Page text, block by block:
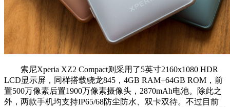
索尼Xperia XZ2 Compact则采用了5英寸2160x1080 HDR
LCD显示屏，同样搭载骁龙845，4GB RAM+64GB ROM，前
置500万像素后置1900万像素摄像头，2870mAh电池。除此之
外，两款手机均支持IP65/68防尘防水、双卡双待。不过目前